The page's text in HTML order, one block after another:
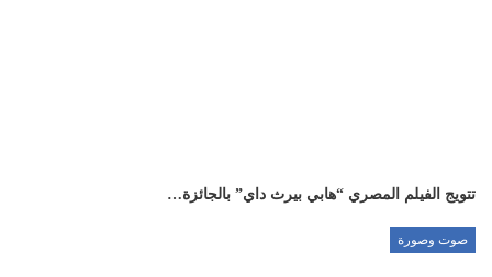
تتويج الفيلم المصري “هابي بيرث داي” بالجائزة…
صوت وصورة